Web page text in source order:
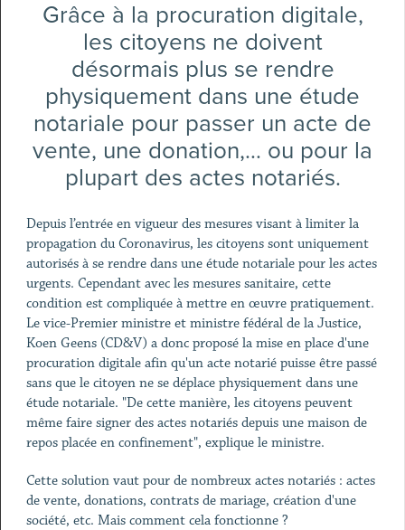
Grâce à la procuration digitale,
les citoyens ne doivent
désormais plus se rendre
physiquement dans une étude
notariale pour passer un acte de
vente, une donation,… ou pour la
plupart des actes notariés.
Depuis l’entrée en vigueur des mesures visant à limiter la
propagation du Coronavirus, les citoyens sont uniquement
autorisés à se rendre dans une étude notariale pour les actes
urgents. Cependant avec les mesures sanitaire, cette
condition est compliquée à mettre en œuvre pratiquement.
Le vice-Premier ministre et ministre fédéral de la Justice,
Koen Geens (CD&V) a donc proposé la mise en place d'une
procuration digitale afin qu'un acte notarié puisse être passé
sans que le citoyen ne se déplace physiquement dans une
étude notariale. "De cette manière, les citoyens peuvent
même faire signer des actes notariés depuis une maison de
repos placée en confinement", explique le ministre.
Cette solution vaut pour de nombreux actes notariés : actes
de vente, donations, contrats de mariage, création d'une
société, etc. Mais comment cela fonctionne ?